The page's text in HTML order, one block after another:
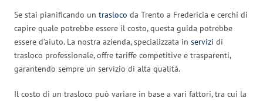
Se stai pianificando un trasloco da Trento a Fredericia e cerchi di
capire quale potrebbe essere il costo, questa guida potrebbe
essere d’aiuto. La nostra azienda, specializzata in servizi di
trasloco professionale, offre tariffe competitive e trasparenti,
garantendo sempre un servizio di alta qualità.
Il costo di un trasloco può variare in base a vari fattori, tra cui la